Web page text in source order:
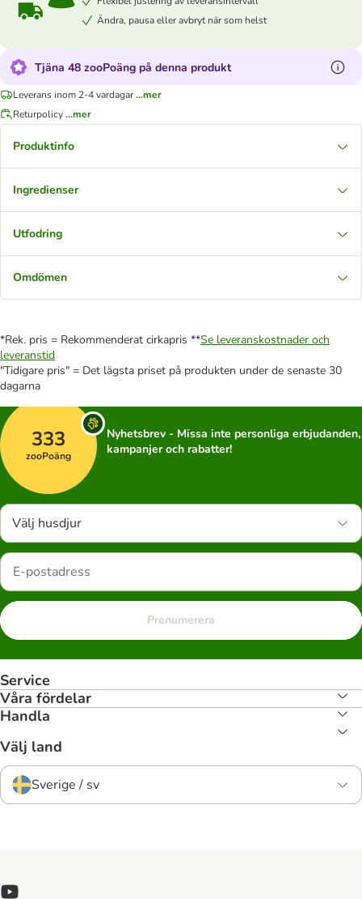
Ändra, pausa eller avbryt när som helst
Tjäna 48 zooPoäng på denna produkt
Leverans inom 2-4 vardagar...mer
Returpolicy...mer
Produktinfo
Ingredienser
Utfodring
Omdömen
*Rek. pris = Rekommenderat cirkapris **Se leveranskostnader och
leveranstid
"Tidigare pris" = Det lägsta priset på produkten under de senaste 30
dagarna
333
zooPoäng
Nyhetsbrev - Missa inte personliga erbjudanden,
kampanjer och rabatter!
Välj husdjur
Prenumerera
Service
Våra fördelar
Handla
Välj land
Sverige / sv